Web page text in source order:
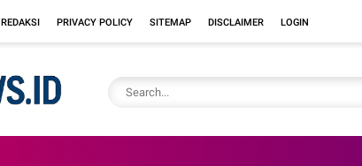
REDAKSI PRIVACY POLICY SITEMAP DISCLAIMER LOGIN